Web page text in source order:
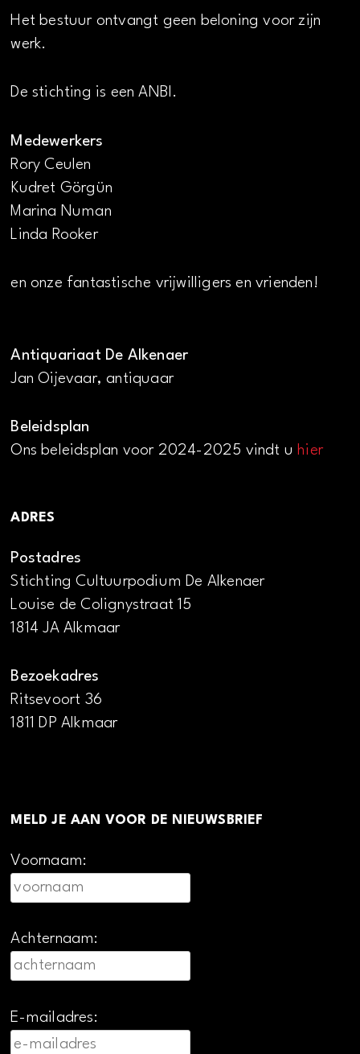
Het bestuur ontvangt geen beloning voor zijn
werk.
De stichting is een ANBI.
Medewerkers
Rory Ceulen
Kudret Görgün
Marina Numan
Linda Rooker
en onze fantastische vrijwilligers en vrienden!
Antiquariaat De Alkenaer
Jan Oijevaar, antiquaar
Beleidsplan
Ons beleidsplan voor 2024-2025 vindt uhier
ADRES
Postadres
Stichting Cultuurpodium De Alkenaer
Louise de Colignystraat 15
1814 JA Alkmaar
Bezoekadres
Ritsevoort 36
1811 DP Alkmaar
MELD JE AAN VOOR DE NIEUWSBRIEF
Voornaam:
Achternaam:
E-mailadres: